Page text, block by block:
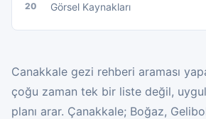
20 Görsel Kaynakları
Canakkale gezi rehberi araması
çoğu zaman tek bir liste değil,
planı arar. Çanakkale; Boğaz,